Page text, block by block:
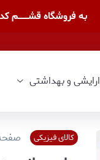
به فروشگاه
ارایشی و بهداشتی
کالای فیزیکی